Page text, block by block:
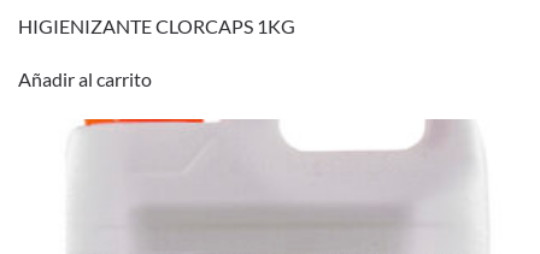
HIGIENIZANTE CLORCAPS 1KG
Añadir al carrito